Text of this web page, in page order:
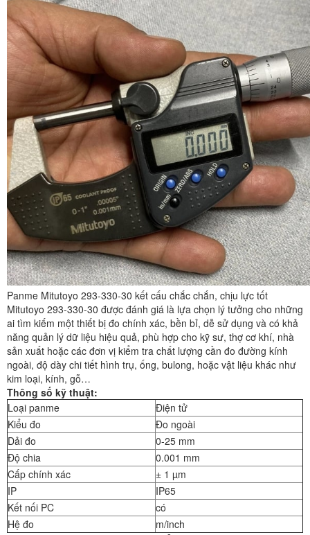
Panme Mitutoyo 293-330-30 kết cấu chắc chắn, chịu lực tốt
Mitutoyo 293-330-30 được đánh giá là lựa chọn lý tưởng cho những
ai tìm kiếm một thiết bị đo chính xác, bền bỉ, dễ sử dụng và có khả
năng quản lý dữ liệu hiệu quả, phù hợp cho kỹ sư, thợ cơ khí, nhà
sản xuất hoặc các đơn vị kiểm tra chất lượng cần đo đường kính
ngoài, độ dày chi tiết hình trụ, ống, bulong, hoặc vật liệu khác như
kim loại, kính, gỗ…
Thông số kỹ thuật:
Loại panme
Điện tử
Kiểu đo
Đo ngoài
Dải đo
0-25 mm
Độ chia
0.001 mm
Cấp chính xác
± 1 µm
IP
IP65
Kết nối PC
có
Hệ đo
m/inch